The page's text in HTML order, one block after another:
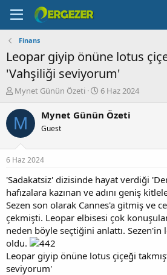
Finans
Leopar giyip önüne lotus
'Vahşiliği seviyorum'
K
n
b
u
u
b
a
ş
l
a
t
a
n
Mynet Günün Özeti
B
ş
ç
a
r
i
h
6 Haz 2024
M Mynet Günün Özeti
Guest
6 Haz 2024
'Sadakatsiz' dizisinde hayat verdiği
hafızalara kazınan ve adını geniş
Sezen son olarak Cannes'a gitmiş ve
çekmişti. Leopar elbisesi çok
neden böyle seçtiğini anlattı.
oldu.
Leopar giyip önüne lotus çiçeği
seviyorum'